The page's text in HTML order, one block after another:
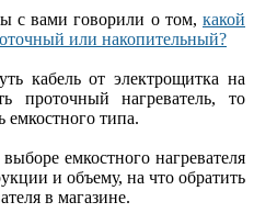
с вами говорили о том, какой
или накопительный?
кабель от электрощитка на
проточный нагреватель, то
емкостного типа.
емкостного нагревателя
и объему, на что обратить
в магазине.